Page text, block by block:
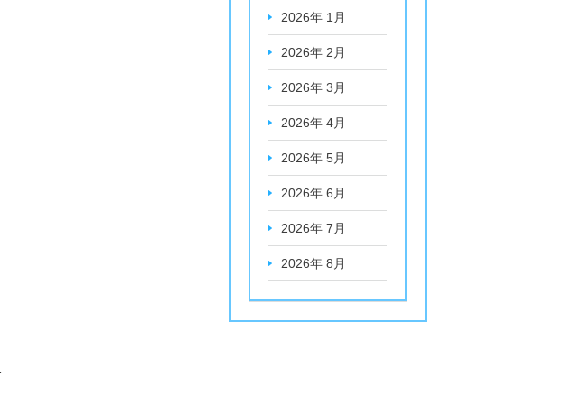
2026年 1月
2026年 2月
2026年 3月
2026年 4月
2026年 5月
2026年 6月
2026年 7月
2026年 8月